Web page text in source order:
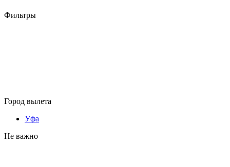
Фильтры
Город вылета
Уфа
Не важно